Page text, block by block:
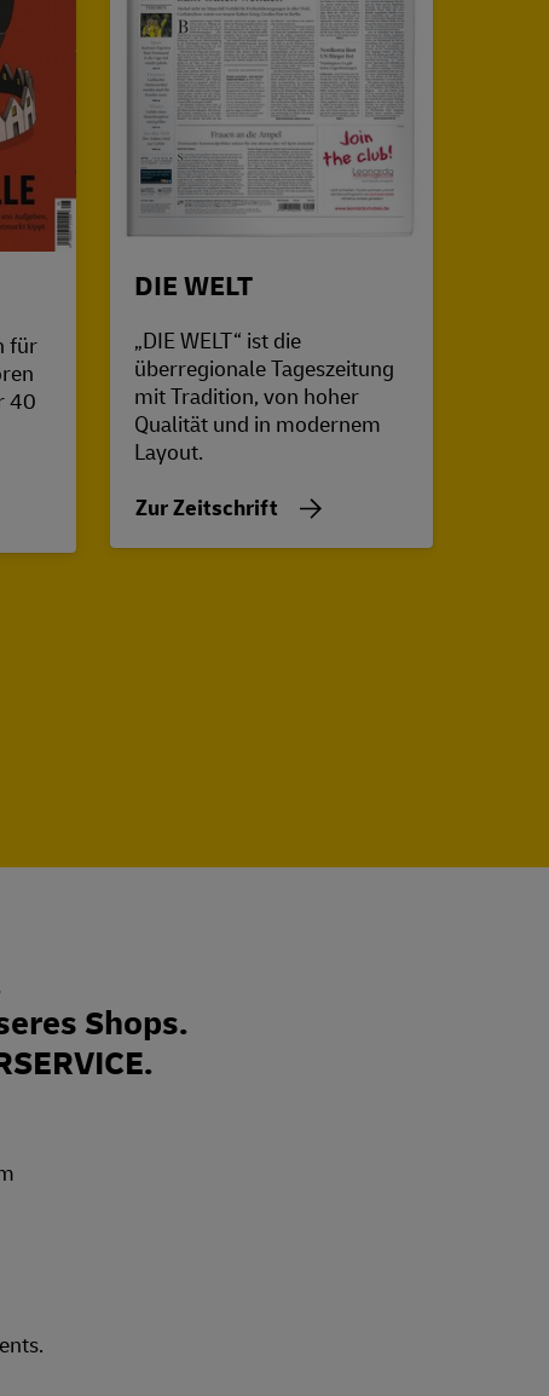
für
40
DIE WELT
„DIE WELT“ ist die
überregionale Tageszeitung
mit Tradition, von hoher
Qualität und in modernem
Layout.
Zur Zeitschrift
Shops.